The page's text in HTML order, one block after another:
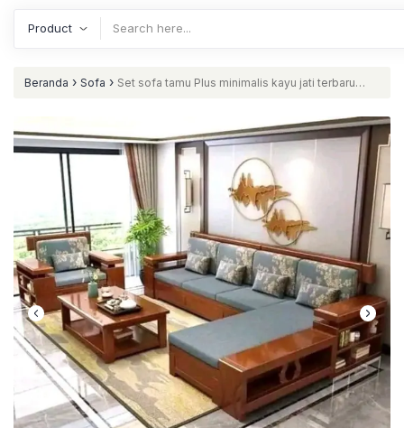
Beranda › Sofa › Set sofa tamu Plus minimalis kayu jati terbaru